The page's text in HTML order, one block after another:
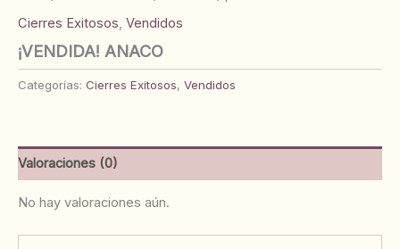
Cierres Exitosos Vendidos
¡VENDIDA! ANACO
Categorías: Cierres Exitosos, Vendidos
Valoraciones (0)
No hay valoraciones aún.